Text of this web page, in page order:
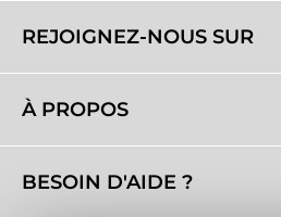
REJOIGNEZ-NOUS SUR
À PROPOS
BESOIN D'AIDE ?